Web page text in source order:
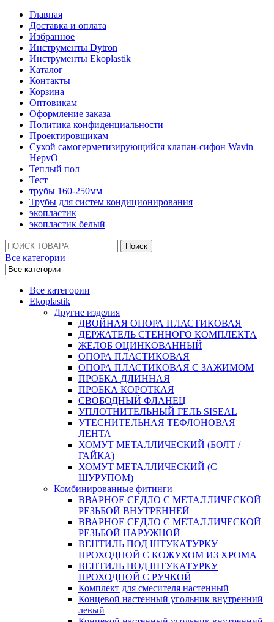
Главная
Доставка и оплата
Избранное
Инструменты Dytron
Инструменты Ekoplastik
Каталог
Контакты
Корзина
Оптовикам
Оформление заказа
Политика конфиденциальности
Проектировщикам
Сухой самогерметизирующийся клапан-сифон Wavin
HepvO
Теплый пол
Тест
трубы 160-250мм
Трубы для систем кондиционирования
экопластик
экопластик белый
Поиск:
Поиск
Все категории
Все категории
Ekoplastik
Другие изделия
ДВОЙНАЯ ОПОРА ПЛАСТИКОВАЯ
ДЕРЖАТЕЛЬ СТЕННОГО КОМПЛЕКТА
ЖЁЛОБ ОЦИНКОВАННЫЙ
ОПОРА ПЛАСТИКОВАЯ
ОПОРА ПЛАСТИКОВАЯ С ЗАЖИМОМ
ПРОБКА ДЛИННАЯ
ПРОБКА КОРОТКАЯ
СВОБОДНЫЙ ФЛАНЕЦ
УПЛОТНИТЕЛЬНЫЙ ГЕЛЬ SISEAL
УТЕСНИТЕЛЬНАЯ ТЕФЛОНОВАЯ
ЛЕНТА
ХОМУТ МЕТАЛЛИЧЕСКИЙ (БОЛТ /
ГАЙКА)
ХОМУТ МЕТАЛЛИЧЕСКИЙ (С
ШУРУПОМ)
Комбинированные фитинги
ВВАРНОЕ СЕДЛО С МЕТАЛЛИЧЕСКОЙ
РЕЗЬБОЙ ВНУТРЕННЕЙ
ВВАРНОЕ СЕДЛО С МЕТАЛЛИЧЕСКОЙ
РЕЗЬБОЙ НАРУЖНОЙ
ВЕНТИЛЬ ПОД ШТУКАТУРКУ
ПРОХОДНОЙ С КОЖУХОМ ИЗ ХРОМА
ВЕНТИЛЬ ПОД ШТУКАТУРКУ
ПРОХОДНОЙ С РУЧКОЙ
Комплект для смесителя настенный
Концевой настенный угольник внутренний
левый